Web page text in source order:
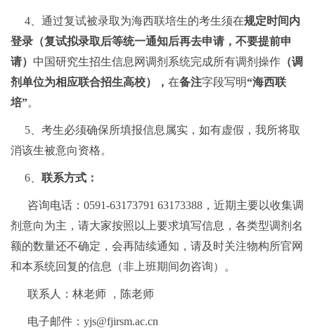
4、通过复试被录取为海西联培生的考生须在规定时间内
登录（复试拟录取后等统一通知后再去申请，不要提前申
请） 中国研究生招生信息网调剂系统完成所有调剂操作 （调
剂单位为相应联合招生高校）， 在备注字段写明“海西联
培”。
5、考生必须确保所填报信息属实，如有虚假，我所将取
消该生被意向资格。
6、 联系方式：
咨询电话：0591-63173791 63173388，近期主要以收集调
剂意向为主，请大家按照以上要求填写信息，各类型调剂名
额的数量还不确定，会再陆续通知，请及时关注物构所官网
和本系统回复的信息（非上班期间勿咨询）。
联系人：林老师 ，陈老师
电子邮件： yjs@fjirsm.ac.cn